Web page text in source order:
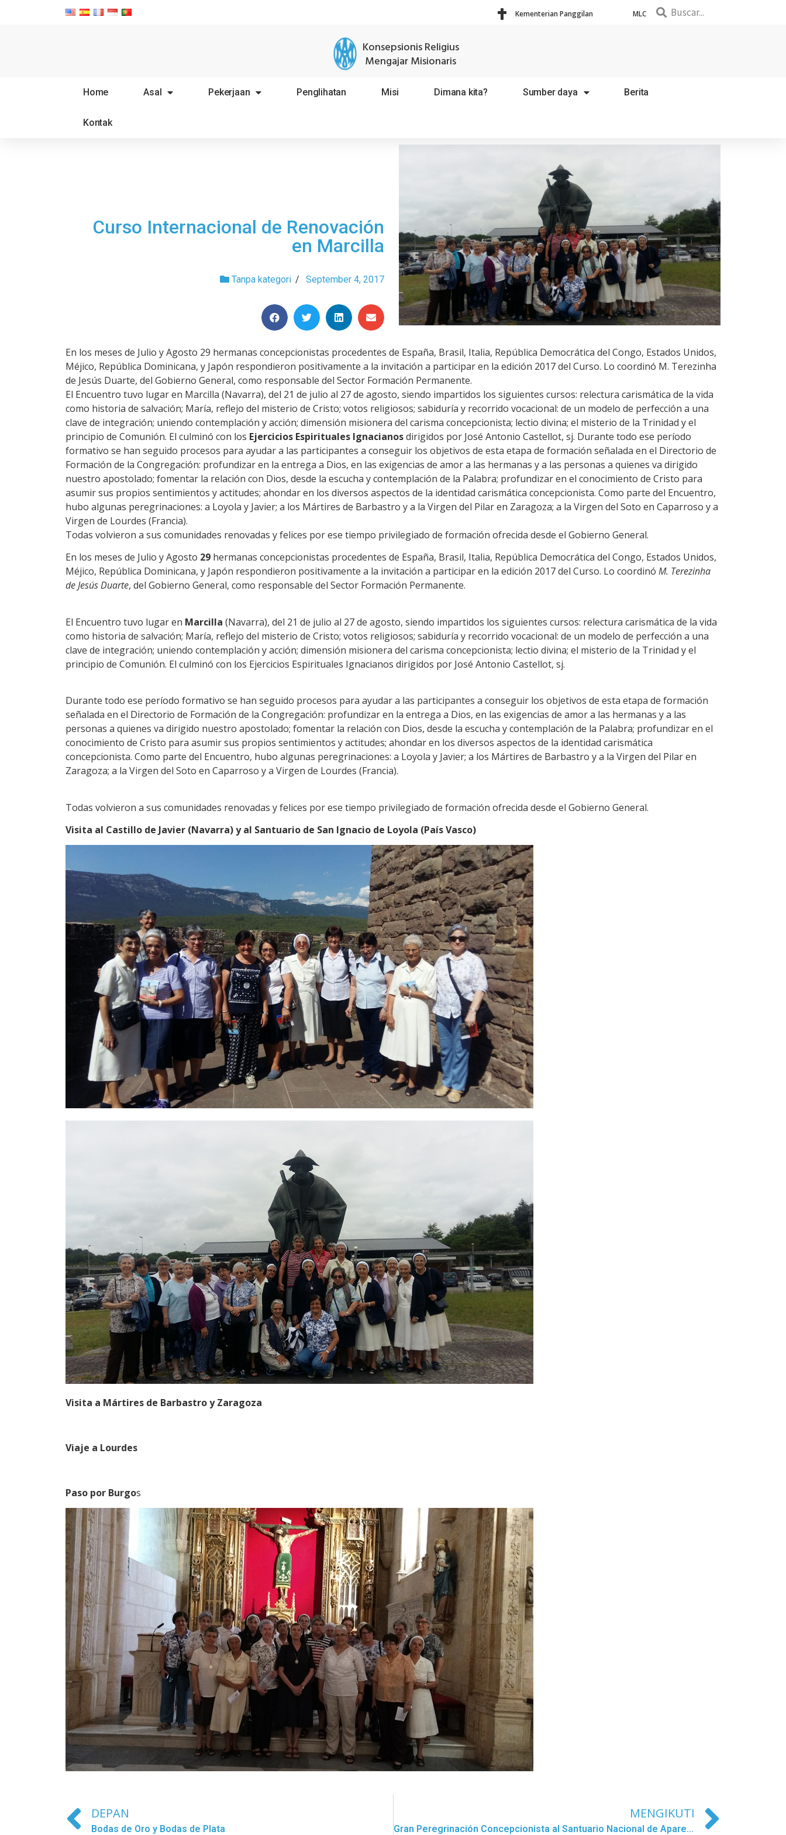
Kementerian Panggilan MLC
Konsepsionis Religius
Mengajar Misionaris
Home Asal Pekerjaan Penglihatan Misi Dimana kita? Sumber daya Berita
Kontak
Curso Internacional de Renovación
en Marcilla
Tanpa kategori / September 4, 2017
En los meses de Julio y Agosto 29 hermanas concepcionistas procedentes de España, Brasil, Italia, República Democrática del Congo, Estados Unidos,
Méjico, República Dominicana, y Japón respondieron positivamente a la invitación a participar en la edición 2017 del Curso. Lo coordinó M. Terezinha
de Jesús Duarte, del Gobierno General, como responsable del Sector Formación Permanente.
El Encuentro tuvo lugar en Marcilla (Navarra), del 21 de julio al 27 de agosto, siendo impartidos los siguientes cursos: relectura carismática de la vida
como historia de salvación; María, reflejo del misterio de Cristo; votos religiosos; sabiduría y recorrido vocacional: de un modelo de perfección a una
clave de integración; uniendo contemplación y acción; dimensión misionera del carisma concepcionista; lectio divina; el misterio de la Trinidad y el
principio de Comunión. El culminó con los Ejercicios Espirituales Ignacianosdirigidos por José Antonio Castellot, sj. Durante todo ese período
formativo se han seguido procesos para ayudar a las participantes a conseguir los objetivos de esta etapa de formación señalada en el Directorio de
Formación de la Congregación: profundizar en la entrega a Dios, en las exigencias de amor a las hermanas y a las personas a quienes va dirigido
nuestro apostolado; fomentar la relación con Dios, desde la escucha y contemplación de la Palabra; profundizar en el conocimiento de Cristo para
asumir sus propios sentimientos y actitudes; ahondar en los diversos aspectos de la identidad carismática concepcionista. Como parte del Encuentro,
hubo algunas peregrinaciones: a Loyola y Javier; a los Mártires de Barbastro y a la Virgen del Pilar en Zaragoza; a la Virgen del Soto en Caparroso y a
Virgen de Lourdes (Francia).
Todas volvieron a sus comunidades renovadas y felices por ese tiempo privilegiado de formación ofrecida desde el Gobierno General.
En los meses de Julio y Agosto 29 hermanas concepcionistas procedentes de España, Brasil, Italia, República Democrática del Congo, Estados Unidos,
Méjico, República Dominicana, y Japón respondieron positivamente a la invitación a participar en la edición 2017 del Curso. Lo coordinó M. Terezinha
de Jesús Duarte, del Gobierno General, como responsable del Sector Formación Permanente.
El Encuentro tuvo lugar en Marcilla (Navarra), del 21 de julio al 27 de agosto, siendo impartidos los siguientes cursos: relectura carismática de la vida
como historia de salvación; María, reflejo del misterio de Cristo; votos religiosos; sabiduría y recorrido vocacional: de un modelo de perfección a una
clave de integración; uniendo contemplación y acción; dimensión misionera del carisma concepcionista; lectio divina; el misterio de la Trinidad y el
principio de Comunión. El culminó con los Ejercicios Espirituales Ignacianos dirigidos por José Antonio Castellot, sj.
Durante todo ese período formativo se han seguido procesos para ayudar a las participantes a conseguir los objetivos de esta etapa de formación
señalada en el Directorio de Formación de la Congregación: profundizar en la entrega a Dios, en las exigencias de amor a las hermanas y a las
personas a quienes va dirigido nuestro apostolado; fomentar la relación con Dios, desde la escucha y contemplación de la Palabra; profundizar en el
conocimiento de Cristo para asumir sus propios sentimientos y actitudes; ahondar en los diversos aspectos de la identidad carismática
concepcionista. Como parte del Encuentro, hubo algunas peregrinaciones: a Loyola y Javier; a los Mártires de Barbastro y a la Virgen del Pilar en
Zaragoza; a la Virgen del Soto en Caparroso y a Virgen de Lourdes (Francia).
Todas volvieron a sus comunidades renovadas y felices por ese tiempo privilegiado de formación ofrecida desde el Gobierno General.
Visita al Castillo de Javier (Navarra) y al Santuario de San Ignacio de Loyola (País Vasco)
Visita a Mártires de Barbastro y Zaragoza
Viaje a Lourdes
Paso por Burgos
DEPAN
Bodas de Oro y Bodas de Plata
MENGIKUTI
Gran Peregrinación Concepcionista al Santuario Nacional de Aparecida en Brasil